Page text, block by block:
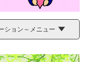
s
ション～メニュー